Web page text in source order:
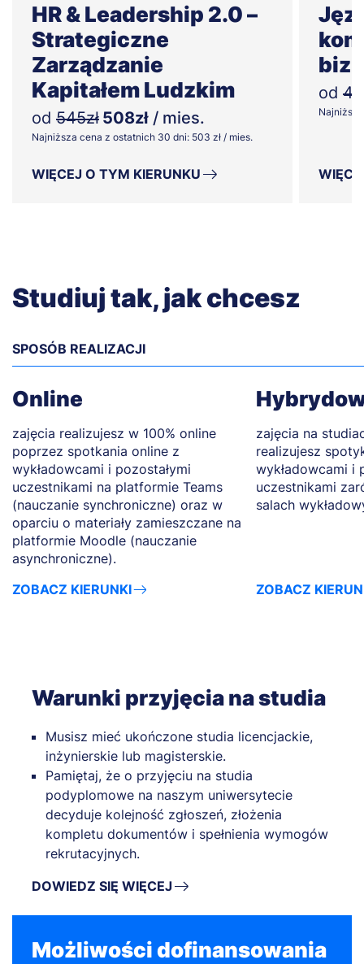
HR & Leadership 2.0 –
Strategiczne
Zarządzanie
Kapitałem Ludzkim
od 545zł 508zł / mies.
Najniższa cena z ostatnich 30 dni: 503 zł / mies.
WIĘCEJ O TYM KIERUNKU
od
Studiuj tak, jak chcesz
SPOSÓB REALIZACJI
Online
zajęcia realizujesz w 100% online
poprzez spotkania online z
wykładowcami i pozostałymi
uczestnikami na platformie Teams
(nauczanie synchroniczne) oraz w
oparciu o materiały zamieszczane na
platformie Moodle (nauczanie
asynchroniczne).
ZOBACZ KIERUNKI
zajęcia na
realizujesz
wykładowcami i
uczestnikami
salach
ZOBACZ
Warunki przyjęcia na studia
Musisz mieć ukończone studia licencjackie,
inżynierskie lub magisterskie.
Pamiętaj, że o przyjęciu na studia
podyplomowe na naszym uniwersytecie
decyduje kolejność zgłoszeń, złożenia
kompletu dokumentów i spełnienia wymogów
rekrutacyjnych.
DOWIEDZ SIĘ WIĘCEJ
Możliwości dofinansowania